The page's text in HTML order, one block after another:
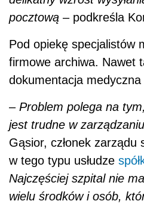
pocztową – podkreśla
Pod opiekę specjalistów
firmowe archiwa. Nawet
dokumentacja medyczna
– Problem polega na
jest trudne w
Gąsior, członek zarządu
w tego typu usłudze
Najczęściej szpital nie
wielu środków i osób,